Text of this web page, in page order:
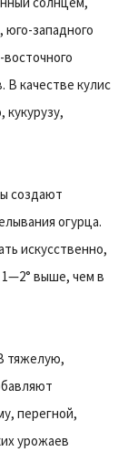
западного
В качестве кулис
создают
огурца.
искусственно,
1—2° выше, чем в
тяжелую,
перегной,
урожаев